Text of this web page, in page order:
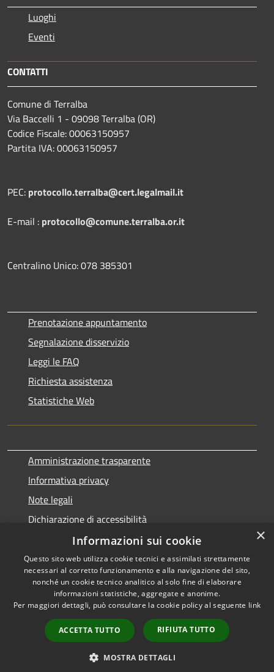
Luoghi
Eventi
CONTATTI
Comune di Terralba
Via Baccelli 1 - 09098 Terralba (OR)
Codice Fiscale: 00063150957
Partita IVA: 00063150957
PEC: protocollo.terralba@cert.legalmail.it
E-mail : protocollo@comune.terralba.or.it
Centralino Unico: 078 385301
Prenotazione appuntamento
Segnalazione disservizio
Leggi le FAQ
Richiesta assistenza
Statistiche Web
Amministrazione trasparente
Informativa privacy
Note legali
Dichiarazione di accessibilità
Accessibilità
Privacy
Mappa del sito
Copyright © 2026 • Comune di
Terralba • Powered by
Municipium•Accesso
redazione
×
Informazioni sui cookie
Questo sito web utilizza cookie tecnici e assimilati strettamente
necessari al corretto funzionamento e alla navigazione del sito,
nonché un cookie tecnico analitico al solo fine di elaborare
informazioni statistiche, aggregate e anonime.
Per maggiori dettagli, può consultare la cookie policy al seguente link
ACCETTA TUTTO RIFIUTA TUTTO
MOSTRA DETTAGLI